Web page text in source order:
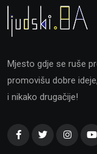
Mjesto gdje se ruše
promovišu dobre
i nikako drugačije!